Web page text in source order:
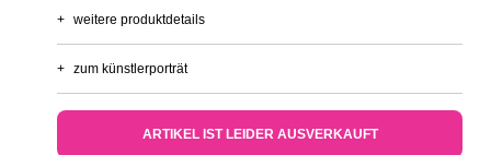
+ weitere produktdetails
+ zum künstlerporträt
ARTIKEL IST LEIDER AUSVERKAUFT